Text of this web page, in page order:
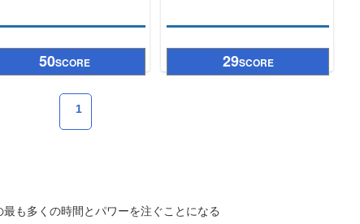
50SCORE 29SCORE
1
も多くの時間とパワーを注ぐことになる